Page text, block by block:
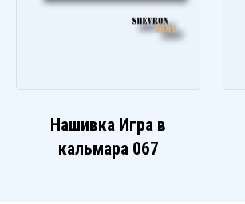
Нашивка Игра в
кальмара 067